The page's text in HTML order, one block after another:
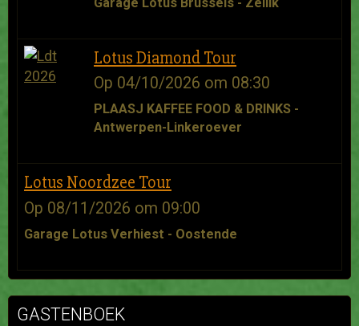
Lotus Diamond Tour
Op 04/10/2026 om 08:30
PLAASJ KAFFEE FOOD & DRINKS -
Antwerpen-Linkeroever
Lotus Noordzee Tour
Op 08/11/2026 om 09:00
Garage Lotus Verhiest - Oostende
GASTENBOEK